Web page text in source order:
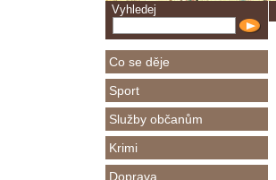
Vyhledej
Co se děje
Sport
Služby občanům
Krimi
Doprava